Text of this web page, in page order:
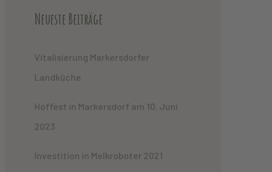
Neueste Beiträge
Vitalisierung Markersdorfer
Landküche
Hoffest in Markersdorf am 10. Juni
2023
Investition in Melkroboter 2021